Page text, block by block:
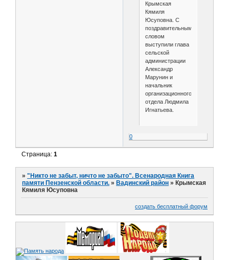
Крымская
Кямиля
Юсуповна. С
поздравительным
словом
выступили глава
сельской
администрации
Александр
Марунин и
начальник
организационного
отдела Людмила
Игнатьева.
0
Страница:1
»"Никто не забыт, ничто не забыто". Всенародная Книга
памяти Пензенской области. » Вадинский район » Крымская
Кямиля Юсуповна
создать бесплатный форум